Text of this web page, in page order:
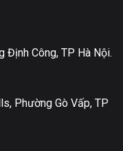
Công, TP Hà Nội.
Phường Gò Vấp, TP